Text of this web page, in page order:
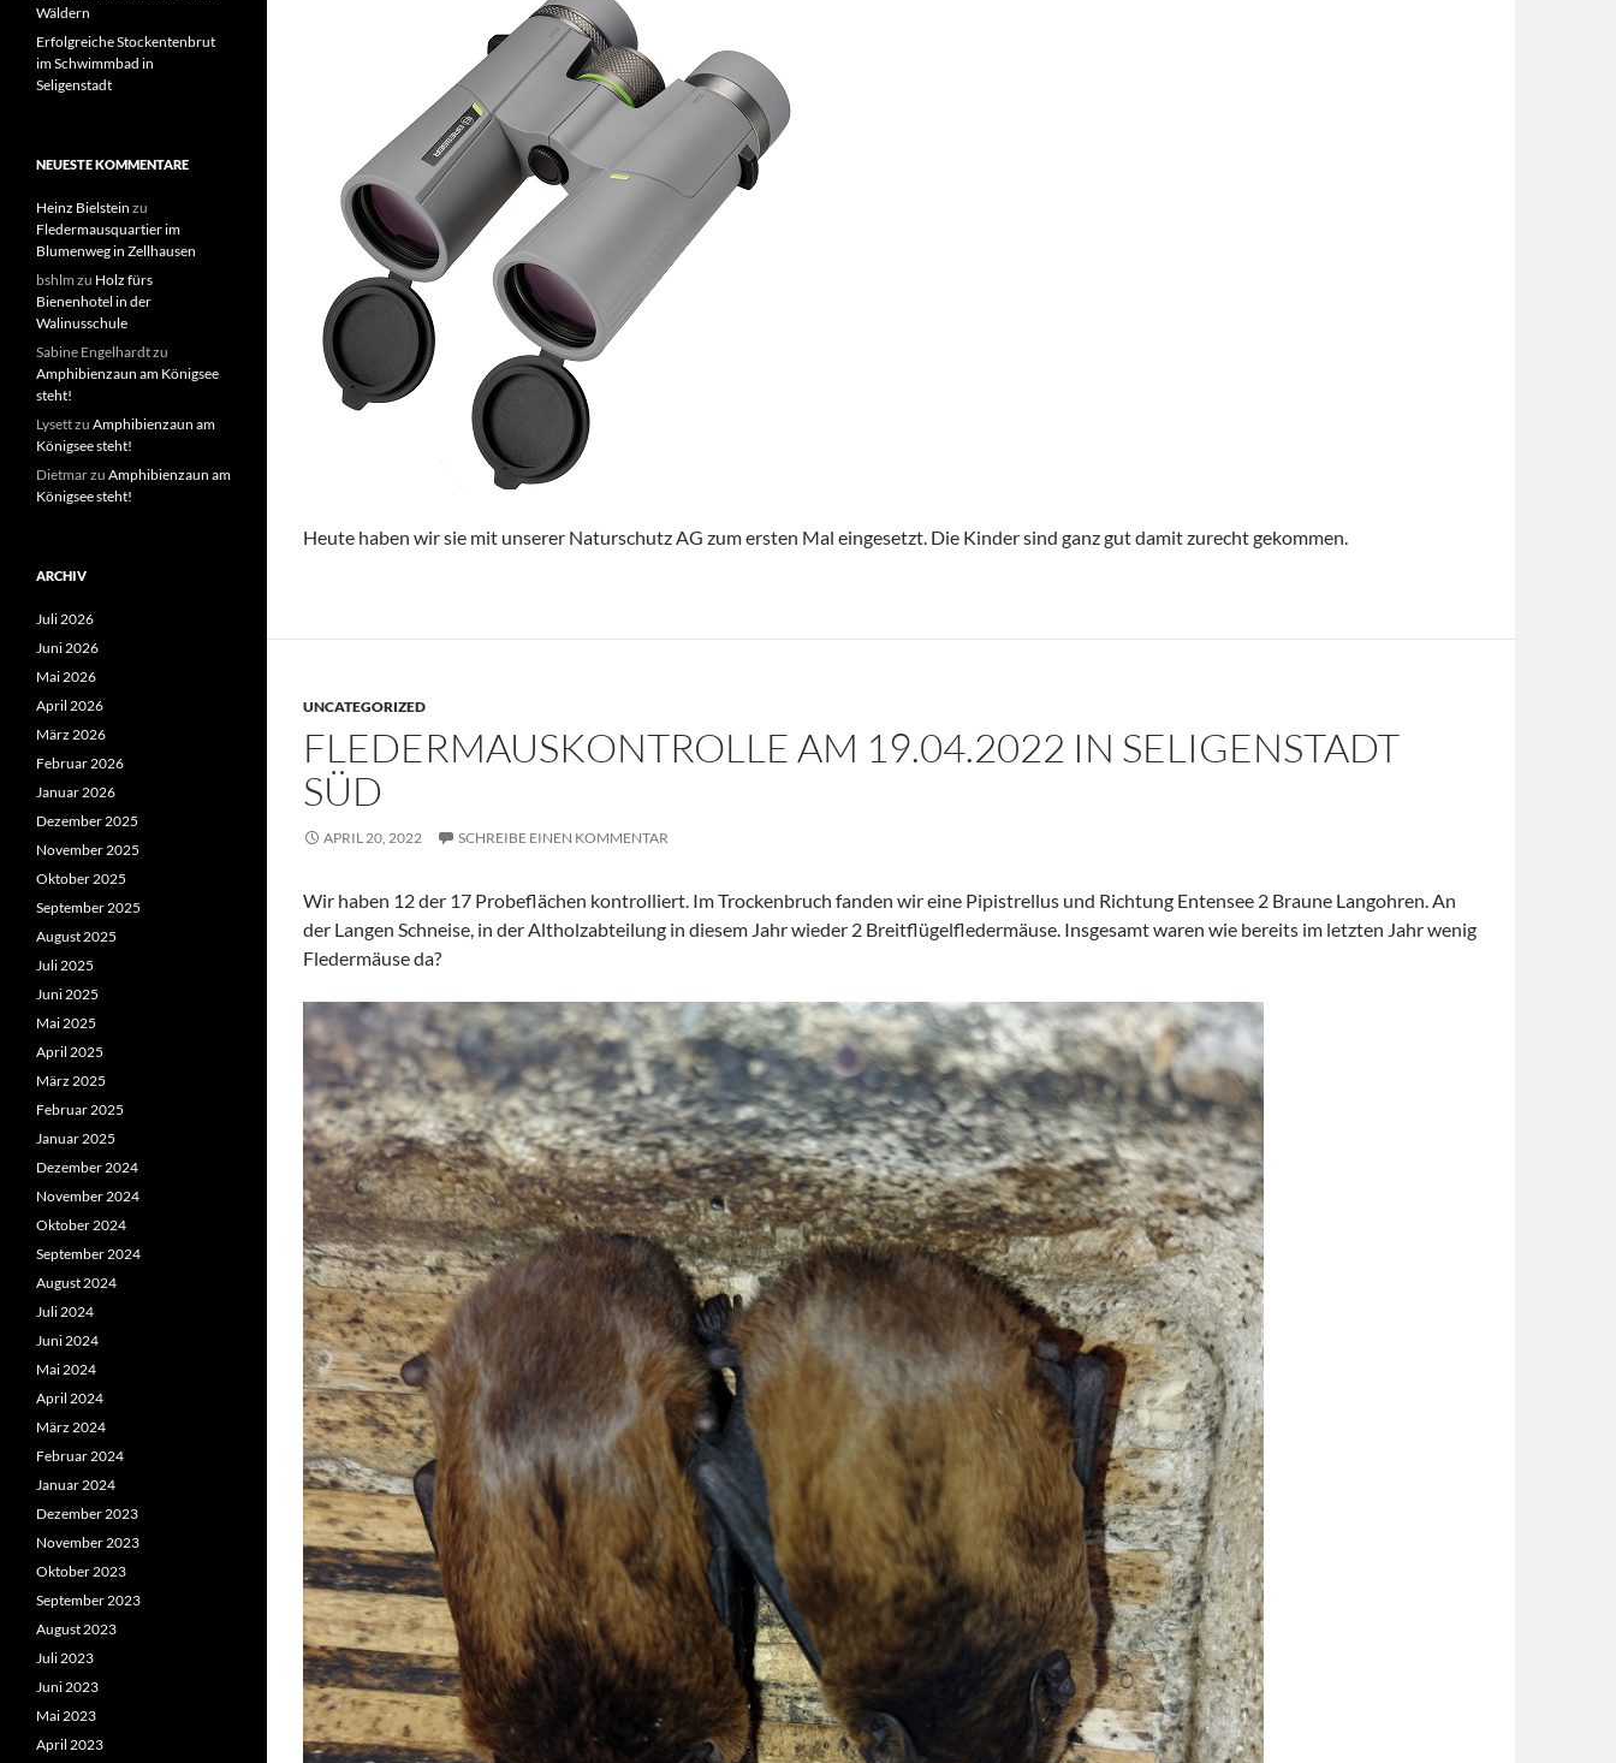
Heute haben wir sie mit unserer Naturschutz AG zum ersten Mal eingesetzt. Die Kinder sind ganz gut damit zurecht gekommen.
UNCATEGORIZED
FLEDERMAUSKONTROLLE AM 19.04.2022 IN SELIGENSTADT
SÜD
APRIL 20, 2022 SCHREIBE EINEN KOMMENTAR
Wir haben 12 der 17 Probeflächen kontrolliert. Im Trockenbruch fanden wir eine Pipistrellus und Richtung Entensee 2 Braune Langohren. An
der Langen Schneise, in der Altholzabteilung in diesem Jahr wieder 2 Breitflügelfledermäuse. Insgesamt waren wie bereits im letzten Jahr wenig
Fledermäuse da?
Wäldern
Erfolgreiche Stockentenbrut
im Schwimmbad in
Seligenstadt
NEUESTE KOMMENTARE
Heinz Bielstein zu
Fledermausquartier im
Blumenweg in Zellhausen
bshlm zu Holz fürs
Bienenhotel in der
Walinusschule
Sabine Engelhardtzu
Amphibienzaun am Königsee
steht!
Lysettzu Amphibienzaun am
Königsee steht!
Dietmarzu Amphibienzaun am
Königsee steht!
ARCHIV
Juli 2026
Juni 2026
Mai 2026
April 2026
März 2026
Februar 2026
Januar 2026
Dezember 2025
November 2025
Oktober 2025
September 2025
August 2025
Juli 2025
Juni 2025
Mai 2025
April 2025
März 2025
Februar 2025
Januar 2025
Dezember 2024
November 2024
Oktober 2024
September 2024
August 2024
Juli 2024
Juni 2024
Mai 2024
April 2024
März 2024
Februar 2024
Januar 2024
Dezember 2023
November 2023
Oktober 2023
September 2023
August 2023
Juli 2023
Juni 2023
Mai 2023
April 2023